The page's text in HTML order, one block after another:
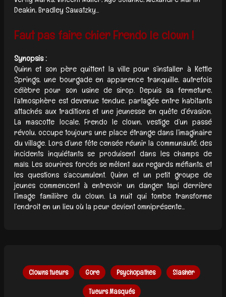
Deakin, Bradley Sawatzky...
Faut pas faire chier Frendo le clown !
Synopsis :
Quinn et son père quittent la ville pour s’installer à Kettle
Springs, une bourgade en apparence tranquille, autrefois
célèbre pour son usine de sirop. Depuis sa fermeture,
l’atmosphère est devenue tendue, partagée entre habitants
attachés aux traditions et une jeunesse en quête d’évasion.
La mascotte locale, Frendo le clown, vestige d’un passé
révolu, occupe toujours une place étrange dans l’imaginaire
du village. Lors d’une fête censée réunir la communauté, des
incidents inquiétants se produisent dans les champs de
maïs. Les sourires forcés se mêlent aux regards méfiants, et
les questions s’accumulent. Quinn et un petit groupe de
jeunes commencent à entrevoir un danger tapi derrière
l’image familière du clown. La nuit qui tombe transforme
l’endroit en un lieu où la peur devient omniprésente...
Clowns tueurs Gore Psychopathes Slasher
Tueurs Masqués